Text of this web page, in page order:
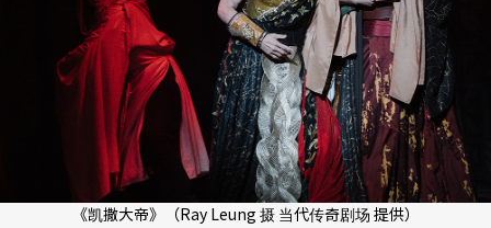
《凯撒大帝》（Ray Leung 摄 当代传奇剧场 提供）